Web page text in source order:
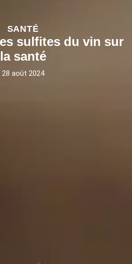
SANTÉ
sulfites du vin sur
la santé
28 août 2024